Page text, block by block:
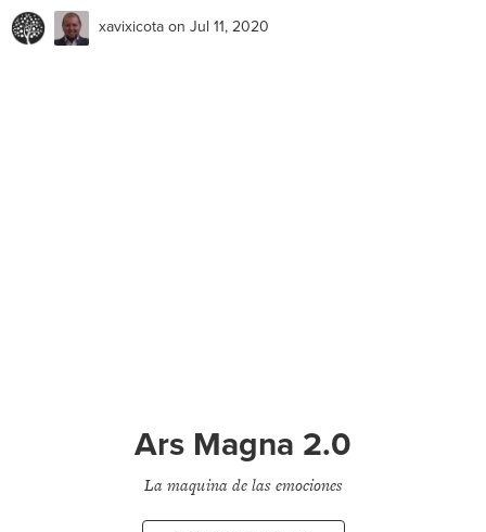
xavixicota on Jul 11, 2020
Ars Magna 2.0
La maquina de las emociones